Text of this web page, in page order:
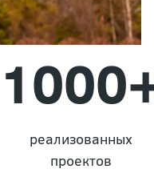
реализованных
проектов